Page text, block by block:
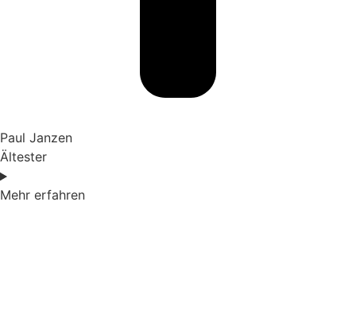
Paul Janzen
Ältester
Mehr erfahren